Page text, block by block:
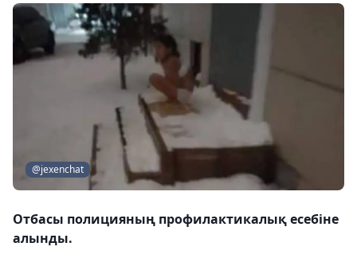
@jexenchat
Отбасы полицияның профилактикалық есебіне
алынды.